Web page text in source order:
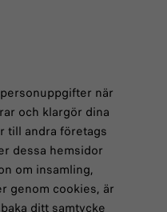
när
och klargör dina
till andra företags
dessa hemsidor
om insamling,
genom cookies, är
ditt samtycke